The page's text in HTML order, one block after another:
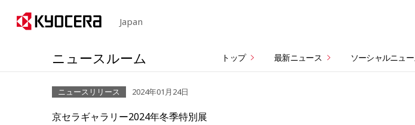
Japan
ニュースルーム トップ 最新ニュース ソーシャルニュ
ニュースリリース 2024年01月24日
京セラギャラリー2024年冬季特別展